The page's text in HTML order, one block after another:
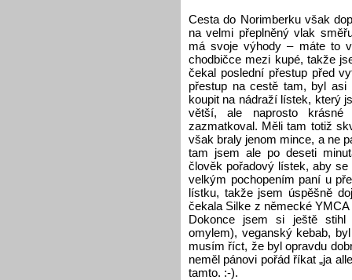
Cesta do Norimberku však
na velmi přeplněný vlak
má svoje výhody – máte to
chodbičce mezi kupé, takže
čekal poslední přestup před
přestup na cestě tam, byl
koupit na nádraží lístek, který
větší, ale naprosto
zazmatkoval. Měli tam totiž
však braly jenom mince, a ne
tam jsem ale po deseti
člověk pořadový lístek, aby
velkým pochopením paní u
lístku, takže jsem úspěšně
čekala Silke z německé
Dokonce jsem si ještě
omylem), veganský kebab,
musím říct, že byl opravdu
neměl pánovi pořád říkat „ja
tamto. :-).